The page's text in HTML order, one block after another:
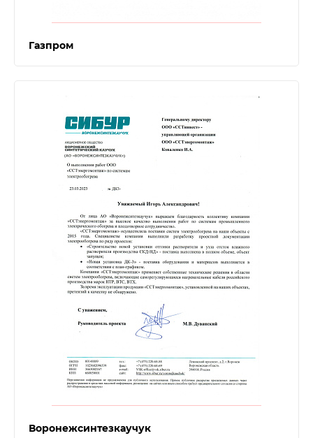
Газпром
Воронежсинтезкаучук